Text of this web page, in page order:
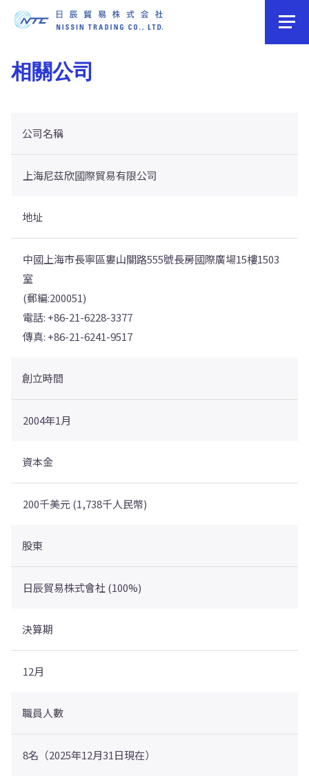
相關公司
公司名稱
上海尼茲欣國際貿易有限公司
地址
中國上海市長寧區婁山關路555號長房國際廣場15樓1503
室
(郵編:200051)
電話: +86-21-6228-3377
傳真: +86-21-6241-9517
創立時間
2004年1月
資本金
200千美元 (1,738千人民幣)
股東
日辰貿易株式會社 (100%)
決算期
12月
職員人數
8名（2025年12月31日現在）